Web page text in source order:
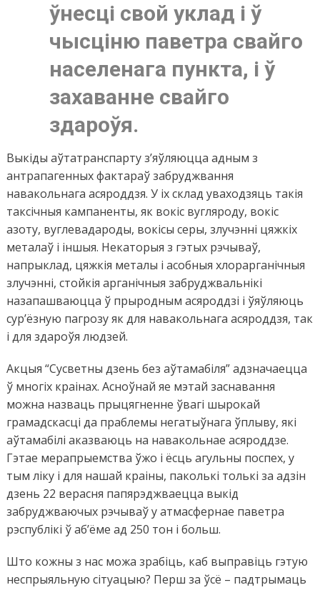
ўнесці свой уклад і ў
чысціню паветра свайго
населенага пункта, і ў
захаванне свайго
здароўя.
Выкіды аўтатранспарту з’яўляюцца адным з
антрапагенных фактараў забруджвання
навакольнага асяроддзя. У іх склад уваходзяць такія
таксічныя кампаненты, як вокіс вугляроду, вокіс
азоту, вуглевадароды, вокісы серы, злучэнні цяжкіх
металаў і іншыя. Некаторыя з гэтых рэчываў,
напрыклад, цяжкія металы і асобныя хлорарганічныя
злучэнні, стойкія арганічныя забруджвальнікі
назапашваюцца ў прыродным асяроддзі і ўяўляюць
сур’ёзную пагрозу як для навакольнага асяроддзя, так
і для здароўя людзей.
Акцыя “Сусветны дзень без аўтамабіля” адзначаецца
ў многіх краінах. Асноўнай яе мэтай заснавання
можна назваць прыцягненне ўвагі шырокай
грамадскасці да праблемы негатыўнага ўплыву, які
аўтамабілі аказваюць на навакольнае асяроддзе.
Гэтае мерапрыемства ўжо і ёсць агульны поспех, у
тым ліку і для нашай краіны, паколькі толькі за адзін
дзень 22 верасня папярэджваецца выкід
забруджваючых рэчываў у атмасфернае паветра
рэспублікі ў аб’ёме ад 250 тон і больш.
Што кожны з нас можа зрабіць, каб выправіць гэтую
неспрыяльную сітуацыю? Перш за ўсё – падтрымаць